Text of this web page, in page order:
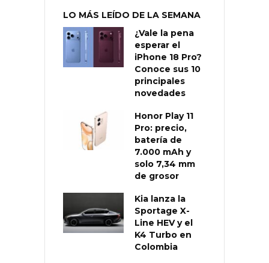
LO MÁS LEÍDO DE LA SEMANA
¿Vale la pena
esperar el
iPhone 18 Pro?
Conoce sus 10
principales
novedades
Honor Play 11
Pro: precio,
batería de
7.000 mAh y
solo 7,34 mm
de grosor
Kia lanza la
Sportage X-
Line HEV y el
K4 Turbo en
Colombia